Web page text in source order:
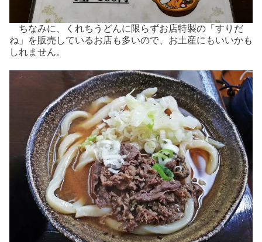
ちなみに、くれちうどんに限らずお店特製の「すりだ
ね」を販売しているお店も多いので、お土産にもいいかも
しれません。